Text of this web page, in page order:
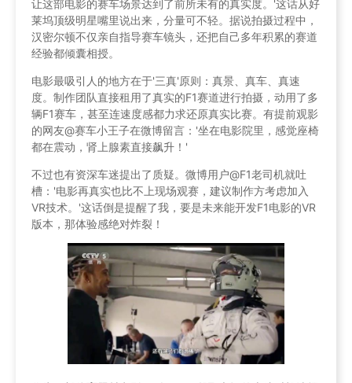
让这部电影的赛车场景达到了前所未有的真实度。'这话从好
莱坞顶级明星嘴里说出来，分量可不轻。据说拍摄过程中，
汉密尔顿不仅亲自指导赛车镜头，还把自己多年积累的赛道
经验都倾囊相授。
电影最吸引人的地方在于'三真'原则：真景、真车、真速
度。制作团队直接租用了真实的F1赛道进行拍摄，动用了多
辆F1赛车，甚至连速度感都力求还原真实比赛。有提前观影
的网友@赛车小王子在微博留言：'坐在电影院里，感觉座椅
都在震动，肾上腺素直接飙升！'
不过也有资深车迷提出了质疑。微博用户@F1老司机就吐
槽：'电影再真实也比不上现场观赛，建议制作方考虑加入
VR技术。'这话倒是提醒了我，要是未来能开发F1电影的VR
版本，那体验感绝对炸裂！